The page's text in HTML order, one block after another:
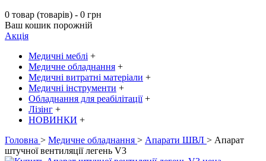
0 товар (товарів) - 0 грн
Ваш кошик порожній
Акція
Медичні меблі +
Медичне обладнання +
Медичні витратні матеріали +
Медичні інструменти +
Обладнання для реабілітації +
Лізінг +
НОВИНКИ +
Головна > Медичне обладнання > Апарати ШВЛ > Апарат
штучної вентиляції легень V3